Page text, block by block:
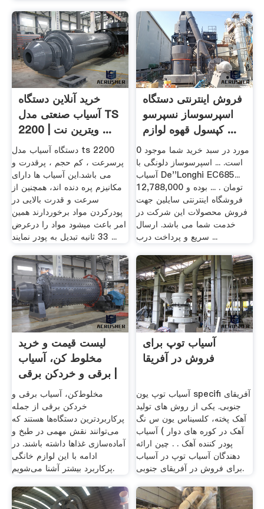
خرید آنلاین دستگاه
آسیاب صنعتی مدل TS
2200 | ویترین نت ...
دستگاه آسیاب مدل ts 2200
پرسرعت ، کم حجم ، پرقدرت و
می باشد.این آسیاب ها دارای
مکانیزم پره دنده اند، همچنین از
سرعت و قدرت بالایی در
پودرکردن مواد برخوردارند همین
امر باعث میشود مواد را درعرض
33 ثانیه تبدیل به پودر نمایند ...
فروش اینترنتی دستگاه
اسپرسوساز نسپرسو
کپسول قهوه لوازم ...
0 مورد در سبد خرید شما موجود
است. ... اسپرسوساز دلونگی با
آسیاب De''Longhi EC685...
12,788,000 تومان . ... بوده و
فروشگاه اینترنتی سایلین جهت
فروش محصولات این شرکت در
خدمت شما می باشد. ارسال
سریع و پرداخت درب ...
لیست قیمت و خرید
مخلوط کن، آسیاب
برقی و خردکن برقی |
مخلوط‌کن، آسیاب برقی و
خردکن برقی از جمله
پرکاربردترین دستگاه‌ها هستند که
می‌توانند نقش مهمی در طبخ و
آماده‌سازی غذاها داشته باشند. در
ادامه با این لوازم خانگی
پرکاربرد بیشتر آشنا می‌شویم.
آسیاب توپ برای
فروش در آفریقا
آسیاب توپ یون specifi آفریقای
جنوبی. یکی از روش های تولید
آهک پخته، کلسیناس یون س نگ
آهک در کوره های دوار ) آسیاب
پودر کننده آهک . . چین ارائه
دهندگان آسیاب توپ در آسیاب
برای فروش در آفریقای جنوبی.